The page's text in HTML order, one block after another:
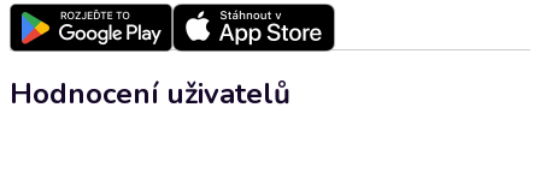
Hodnocení uživatelů